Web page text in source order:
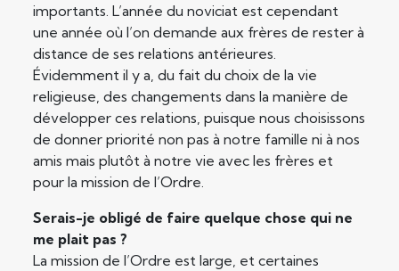
importants. L’année du noviciat est cependant
une année où l’on demande aux frères de rester à
distance de ses relations antérieures.
Évidemment il y a, du fait du choix de la vie
religieuse, des changements dans la manière de
développer ces relations, puisque nous choisissons
de donner priorité non pas à notre famille ni à nos
amis mais plutôt à notre vie avec les frères et
pour la mission de l’Ordre.
Serais-je obligé de faire quelque chose qui ne
me plait pas ?
La mission de l’Ordre est large, et certaines